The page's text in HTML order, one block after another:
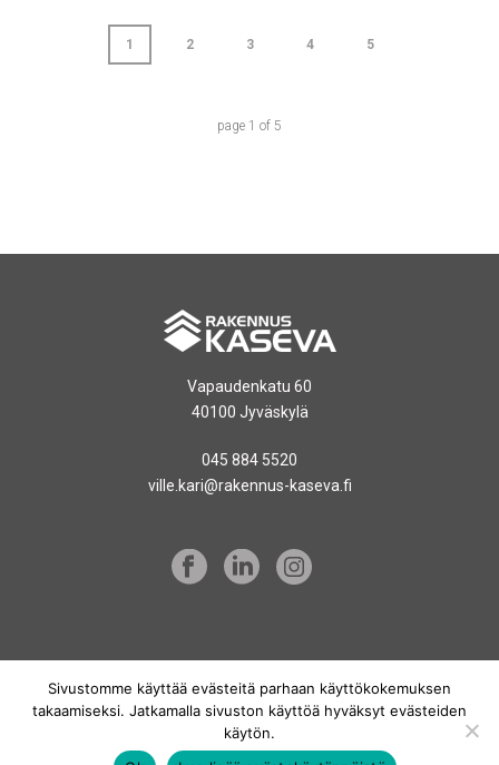
1 2 3 4 5
page 1 of 5
Vapaudenkatu 60
40100 Jyväskylä
045 884 5520
ville.kari@rakennus-kaseva.fi
TIETOSUOJASELOSTE
Sivustomme käyttää evästeitä parhaan käyttökokemuksen
takaamiseksi. Jatkamalla sivuston käyttöä hyväksyt evästeiden
käytön.